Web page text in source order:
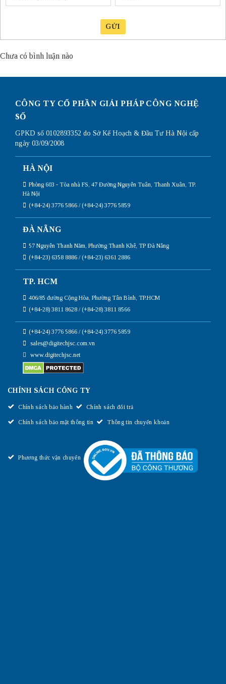
GỬI
Chưa có bình luận nào
CÔNG TY CỔ PHẦN GIẢI PHÁP CÔNG NGHỆ
SỐ
GPKD số 0102893352 do Sở Kế Hoạch & Đầu Tư Hà Nội cấp
ngày 03/09/2008
HÀ NỘI
Phòng 603 - Tòa nhà FS, 47 Đường Nguyễn Tuân, Thanh Xuân, TP.
Hà Nội
(+84-24) 3776 5866 / (+84-24) 3776 5859
ĐÀ NẴNG
57 Nguyễn Thanh Năm, Phường Thanh Khê, TP Đà Nẵng
(+84-23) 6358 8886 / (+84-23) 6361 2886
TP. HCM
406/85 đường Cộng Hòa, Phường Tân Bình, TP.HCM
(+84-28) 3811 8628 / (+84-28) 3811 8566
(+84-24) 3776 5866 / (+84-24) 3776 5859
sales@digitechjsc.com.vn
www.digitechjsc.net
CHÍNH SÁCH CÔNG TY
Chính sách bảo hành Chính sách đổi trả
Chính sách bảo mật thông tin Thông tin chuyển khoản
Phương thức vận chuyển